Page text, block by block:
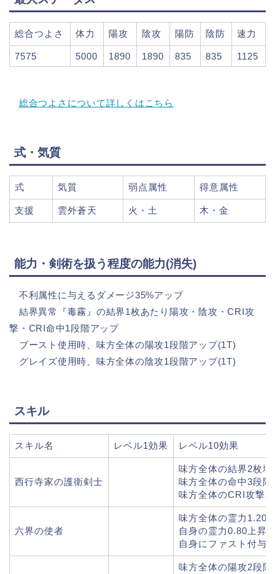
総合つよさ 体力 陽攻 陰攻 陽防 陰防 速力
7575 5000 1890 1890 835 835 1125
総合つよさについて詳しくはこちら
式・気質
式 気質 弱点属性 得意属性
支援 雲外蒼天 火・土 木・金
能力・剣術を扱う程度の能力(消失)
不利属性に与えるダメージ35%アップ
結界異常『毒霧』の結界1枚あたり陽攻・陰攻・CRI攻
撃・CRI命中1段階アップ
ブースト使用時、味方全体の陽攻1段階アップ(1T)
グレイズ使用時、味方全体の陰攻1段階アップ(1T)
スキル
スキル名 レベル1効果 レベル10効果
西行寺家の護衛剣士
味方全体の結界2枚増
味方全体の命中3段
味方全体のCRI攻撃3
六界の使者
味方全体の霊力1.20
自身の霊力0.80上昇
自身にファスト付与
味方全体の陽攻2段